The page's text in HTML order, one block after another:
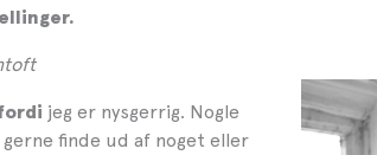
jeg er nysgerrig. Nogle
gerne finde ud af noget eller